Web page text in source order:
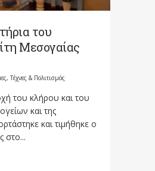
του
Μεσογαίας
Τέχνες & Πολιτισμός
του κλήρου και του
και της
και τιμήθηκε ο
στο...